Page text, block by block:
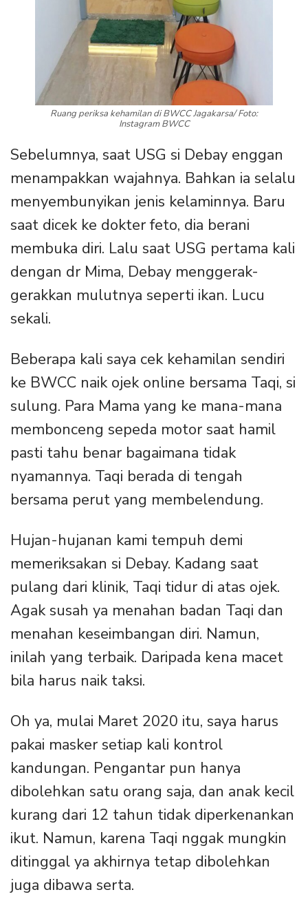
Ruang periksa kehamilan di BWCC Jagakarsa/ Foto:
Instagram BWCC
Sebelumnya, saat USG si Debay enggan
menampakkan wajahnya. Bahkan ia selalu
menyembunyikan jenis kelaminnya. Baru
saat dicek ke dokter feto, dia berani
membuka diri. Lalu saat USG pertama kali
dengan dr Mima, Debay menggerak-
gerakkan mulutnya seperti ikan. Lucu
sekali.
Beberapa kali saya cek kehamilan sendiri
ke BWCC naik ojek online bersama Taqi, si
sulung. Para Mama yang ke mana-mana
membonceng sepeda motor saat hamil
pasti tahu benar bagaimana tidak
nyamannya. Taqi berada di tengah
bersama perut yang membelendung.
Hujan-hujanan kami tempuh demi
memeriksakan si Debay. Kadang saat
pulang dari klinik, Taqi tidur di atas ojek.
Agak susah ya menahan badan Taqi dan
menahan keseimbangan diri. Namun,
inilah yang terbaik. Daripada kena macet
bila harus naik taksi.
Oh ya, mulai Maret 2020 itu, saya harus
pakai masker setiap kali kontrol
kandungan. Pengantar pun hanya
dibolehkan satu orang saja, dan anak kecil
kurang dari 12 tahun tidak diperkenankan
ikut. Namun, karena Taqi nggak mungkin
ditinggal ya akhirnya tetap dibolehkan
juga dibawa serta.